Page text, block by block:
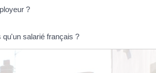
?
salarié français ?